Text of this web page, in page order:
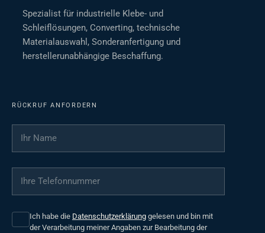
Spezialist für industrielle Klebe- und
Schleiflösungen, Converting, technische
Materialauswahl, Sonderanfertigung und
herstellerunabhängige Beschaffung.
RÜCKRUF ANFORDERN
Ihr Name
Ihre Telefonnummer
Ich habe die Datenschutzerklärung gelesen und bin mit
der Verarbeitung meiner Angaben zur Bearbeitung der